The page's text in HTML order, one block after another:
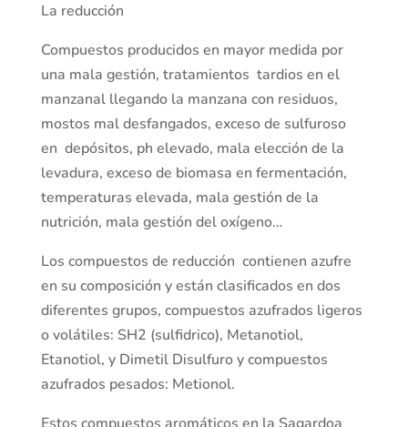
La reducción
Compuestos producidos en mayor medida por
una mala gestión, tratamientos tardios en el
manzanal llegando la manzana con residuos,
mostos mal desfangados, exceso de sulfuroso
en depósitos, ph elevado, mala elección de la
levadura, exceso de biomasa en fermentación,
temperaturas elevada, mala gestión de la
nutrición, mala gestión del oxígeno…
Los compuestos de reducción contienen azufre
en su composición y están clasificados en dos
diferentes grupos, compuestos azufrados ligeros
o volátiles: SH2 (sulfidrico), Metanotiol,
Etanotiol, y Dimetil Disulfuro y compuestos
azufrados pesados: Metionol.